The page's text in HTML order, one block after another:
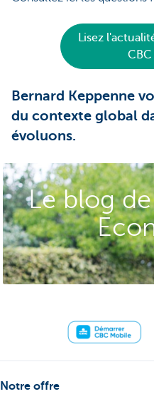
Lisez
Bernard Keppenne
du contexte global
évoluons.
Le blog
Notre offre